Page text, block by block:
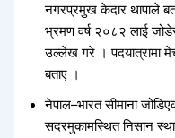
नगरप्रमुख केदार थापाले
भ्रमण वर्ष २०८२ लाई
उल्लेख गरे । पदयात्रामा
बताए ।
नेपाल–भारत सीमाना
सदरमुकामस्थित निसान